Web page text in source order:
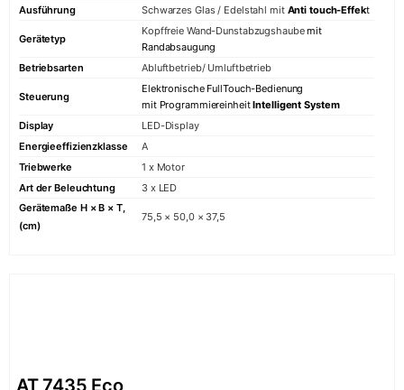
Ausführung Schwarzes Glas / Edelstahl mitAnti touch-Effekt
Gerätetyp
Kopffreie Wand-Dunstabzugshaubemit
Randabsaugung
Betriebsarten
Abluftbetrieb/ Umluftbetrieb
Steuerung
Elektronische FullTouch-Bedienung
mit ProgrammiereinheitIntelligent System
Display
LED-Display
Energieeffizienzklasse
A
Triebwerke
1 x Motor
Art der Beleuchtung
3 x LED
Gerätemaße H × B × T,
(cm)
75,5 × 50,0 × 37,5
AT 7435 Eco